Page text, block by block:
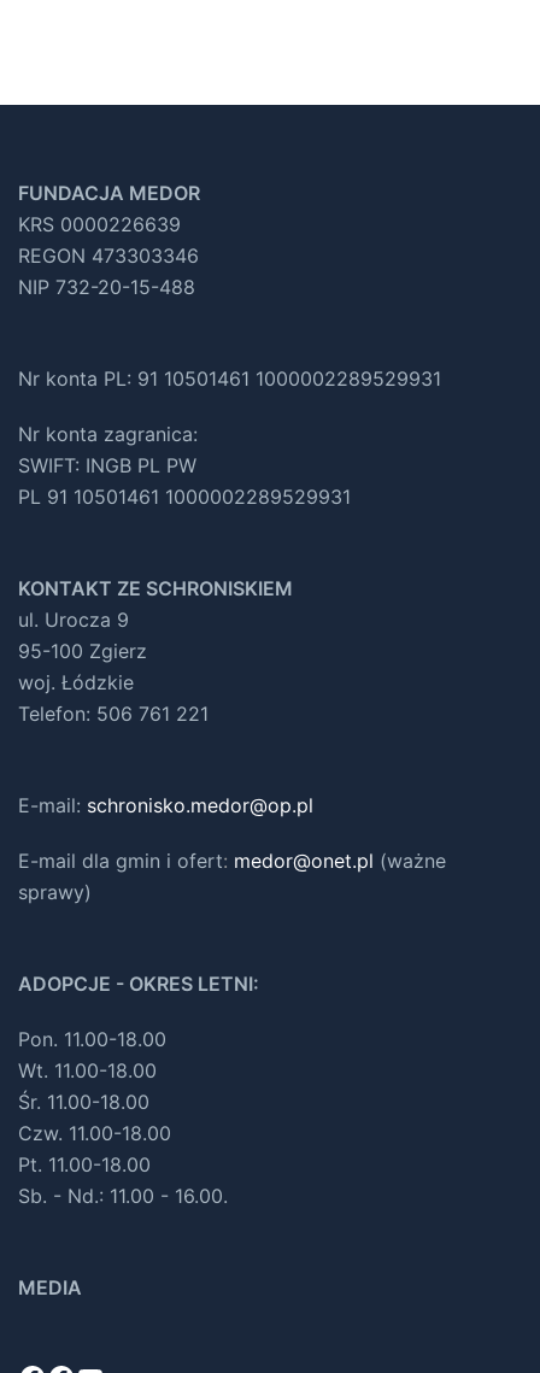
FUNDACJA MEDOR
KRS 0000226639
REGON 473303346
NIP 732-20-15-488
Nr konta PL: 91 10501461 1000002289529931
Nr konta zagranica:
SWIFT: INGB PL PW
PL 91 10501461 1000002289529931
KONTAKT ZE SCHRONISKIEM
ul. Urocza 9
95-100 Zgierz
woj. Łódzkie
Telefon: 506 761 221
E-mail: schronisko.medor@op.pl
E-mail dla gmin i ofert: medor@onet.pl (ważne
sprawy)
ADOPCJE - OKRES LETNI:
Pon. 11.00-18.00
Wt. 11.00-18.00
Śr. 11.00-18.00
Czw. 11.00-18.00
Pt. 11.00-18.00
Sb. - Nd.: 11.00 - 16.00.
MEDIA